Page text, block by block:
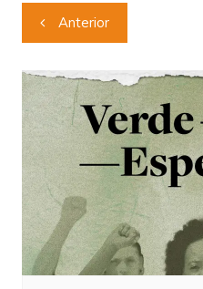
Navegação
de
Post
Anterior